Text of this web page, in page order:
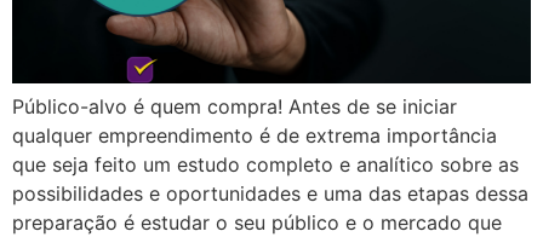
Público-alvo é quem compra! Antes de se iniciar
qualquer empreendimento é de extrema importância
que seja feito um estudo completo e analítico sobre as
possibilidades e oportunidades e uma das etapas dessa
preparação é estudar o seu público e o mercado que